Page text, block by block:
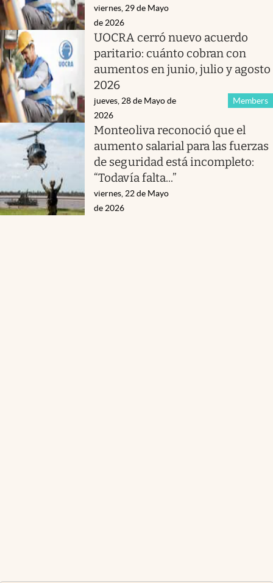
viernes, 29 de Mayo
de 2026
UOCRA cerró nuevo acuerdo
paritario: cuánto cobran con
aumentos en junio, julio y agosto
2026
Members
jueves, 28 de Mayo de
2026
Monteoliva reconoció que el
aumento salarial para las fuerzas
de seguridad está incompleto:
“Todavía falta...”
viernes, 22 de Mayo
de 2026